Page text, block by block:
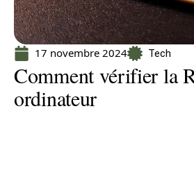
17 novembre 2024 Tech
Comment vérifier la
ordinateur